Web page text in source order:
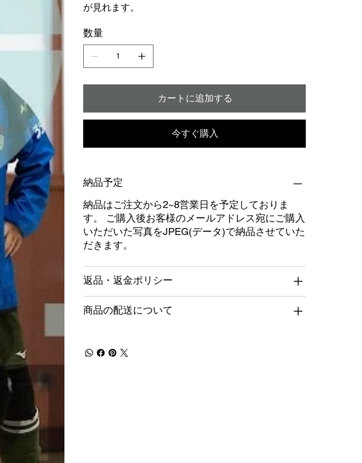
が見れます。
数量
カートに追加する
今すぐ購入
納品予定
納品はご注文から2~8営業日を予定しておりま
す。 ご購入後お客様のメールアドレス宛にご購入
いただいた写真をJPEG(データ)で納品させていた
だきます。
返品・返金ポリシー
商品の配送について